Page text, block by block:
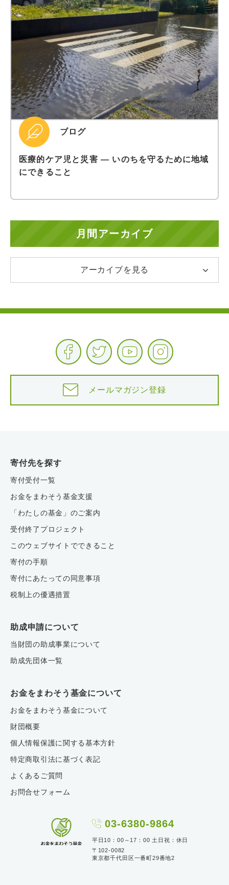
ブログ
医療的ケア児と災害 ― いのちを守るために地域
にできること
月間アーカイブ
アーカイブを見る
メールマガジン登録
寄付先を探す
寄付受付一覧
お金をまわそう基金支援
「わたしの基金」のご案内
受付終了プロジェクト
このウェブサイトでできること
寄付の手順
寄付にあたっての同意事項
税制上の優遇措置
助成申請について
当財団の助成事業について
助成先団体一覧
お金をまわそう基金について
お金をまわそう基金について
財団概要
個人情報保護に関する基本方針
特定商取引法に基づく表記
よくあるご質問
お問合せフォーム
03-6380-9864
平日10：00～17：00 土日祝：休日
〒102-0082
東京都千代田区一番町29番地2